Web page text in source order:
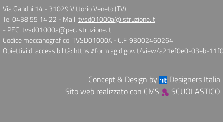
Via Gandhi 14 - 31029 Vittorio Veneto (TV)
Tel 0438 55 14 22 - Mail:tvsd01000a@istruzione.it
- PEC:tvsd01000a@pec.istruzione.it
Codice meccanografico: TVSD01000A- C.F. 93002460264
Obiettivi di accessibilità: https://form.agid.gov.it/view/a21ef0e0-03eb-
Concept & Design by
Designers Italia
Sito web realizzato con CMS
SCUOLASTICO